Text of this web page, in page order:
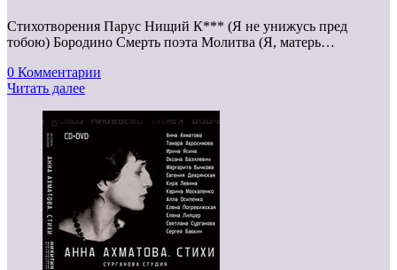
Стихотворения Парус Нищий К*** (Я не унижусь пред
тобою) Бородино Смерть поэта Молитва (Я, матерь…
0 Комментарии
Читать далее